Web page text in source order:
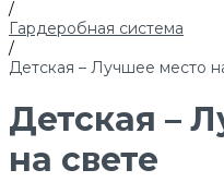
/
Гардеробная система
/
Детская – Лучшее место
Детская –
на свете